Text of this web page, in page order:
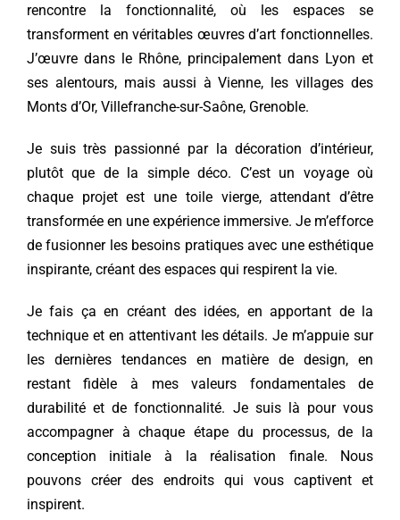
rencontre la fonctionnalité, où les espaces se
transforment en véritables œuvres d’art fonctionnelles.
J’œuvre dans le Rhône, principalement dans Lyon et
ses alentours, mais aussi à Vienne, les villages des
Monts d’Or, Villefranche-sur-Saône, Grenoble.
Je suis très passionné par la décoration d’intérieur,
plutôt que de la simple déco. C’est un voyage où
chaque projet est une toile vierge, attendant d’être
transformée en une expérience immersive. Je m’efforce
de fusionner les besoins pratiques avec une esthétique
inspirante, créant des espaces qui respirent la vie.
Je fais ça en créant des idées, en apportant de la
technique et en attentivant les détails. Je m’appuie sur
les dernières tendances en matière de design, en
restant fidèle à mes valeurs fondamentales de
durabilité et de fonctionnalité. Je suis là pour vous
accompagner à chaque étape du processus, de la
conception initiale à la réalisation finale. Nous
pouvons créer des endroits qui vous captivent et
inspirent.